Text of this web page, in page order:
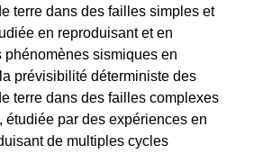
terre dans des failles simples et
en reproduisant et en
phénomènes sismiques en
prévisibilité déterministe des
terre dans des failles complexes
étudiée par des expériences en
de multiples cycles